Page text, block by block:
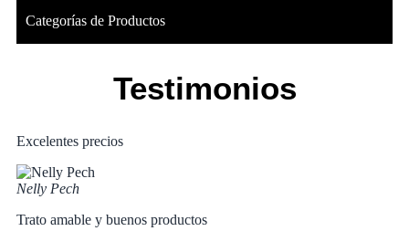
Categorías de Productos
Testimonios
Excelentes precios
Nelly Pech
Trato amable y buenos productos